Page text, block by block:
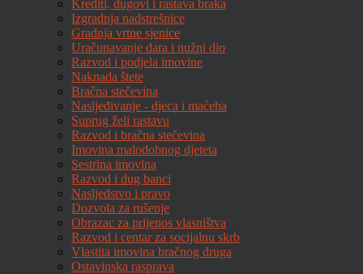
Krediti, dugovi i rastava braka
Izgradnja nadstrešnice
Gradnja vrtne sjenice
Uračunavanje dara i nužni dio
Razvod i podjela imovine
Naknada štete
Bračna stečevina
Nasljeđivanje - djeca i maćeha
Suprug želi rastavu
Razvod i bračna stečevina
Imovina malodobnog djeteta
Sestrina imovina
Razvod i dug banci
Nasljedstvo i pravo
Dozvola za rušenje
Obrazac za prijenos vlasništva
Razvod i centar za socijalnu skrb
Vlastita imovina bračnog druga
Ostavinska rasprava